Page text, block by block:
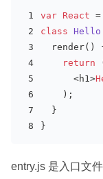
var React
class Hello
render()
return
      <h1>
    );
  }
}
entry.js 是入口文